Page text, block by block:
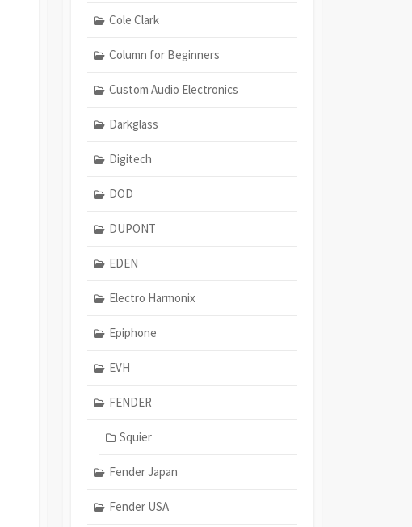
Cole Clark
Column for Beginners
Custom Audio Electronics
Darkglass
Digitech
DOD
DUPONT
EDEN
Electro Harmonix
Epiphone
EVH
FENDER
Squier
Fender Japan
Fender USA